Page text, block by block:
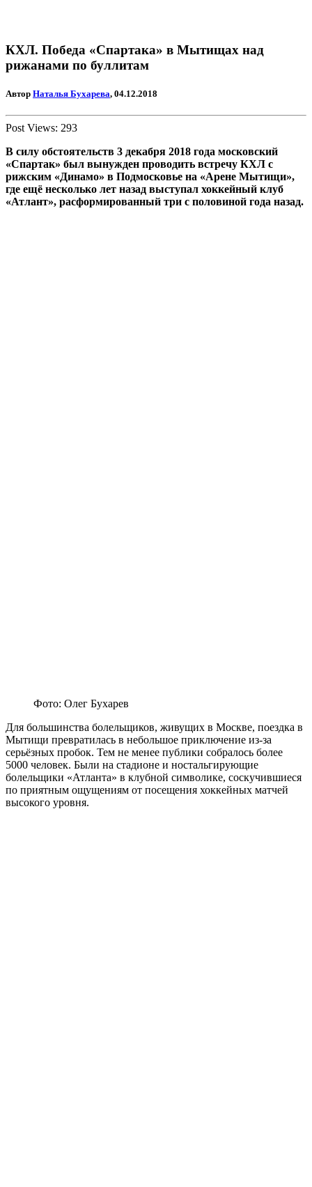
КХЛ. Победа «Спартака» в Мытищах над
рижанами по буллитам
Автор Наталья Бухарева, 04.12.2018
Post Views: 293
В силу обстоятельств 3 декабря 2018 года московский
«Спартак» был вынужден проводить встречу КХЛ с
рижским «Динамо» в Подмосковье на «Арене Мытищи»,
где ещё несколько лет назад выступал хоккейный клуб
«Атлант», расформированный три с половиной года назад.
Фото: Олег Бухарев
Для большинства болельщиков, живущих в Москве, поездка в
Мытищи превратилась в небольшое приключение из-за
серьёзных пробок. Тем не менее публики собралось более
5000 человек. Были на стадионе и ностальгирующие
болельщики «Атланта» в клубной символике, соскучившиеся
по приятным ощущениям от посещения хоккейных матчей
высокого уровня.